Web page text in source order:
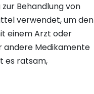
Behandlung von
verwendet, um den
einem Arzt oder
andere Medikamente
es ratsam,